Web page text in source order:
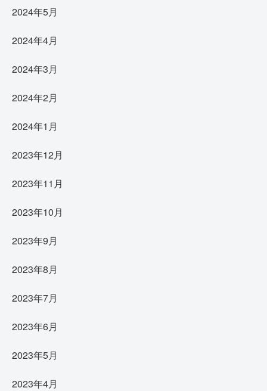
2024年5月
2024年4月
2024年3月
2024年2月
2024年1月
2023年12月
2023年11月
2023年10月
2023年9月
2023年8月
2023年7月
2023年6月
2023年5月
2023年4月